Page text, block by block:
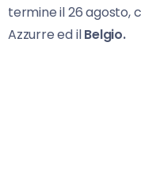
termine il 26 agosto,
Azzurre ed ilBelgio.